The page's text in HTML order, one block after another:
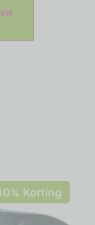
Korting